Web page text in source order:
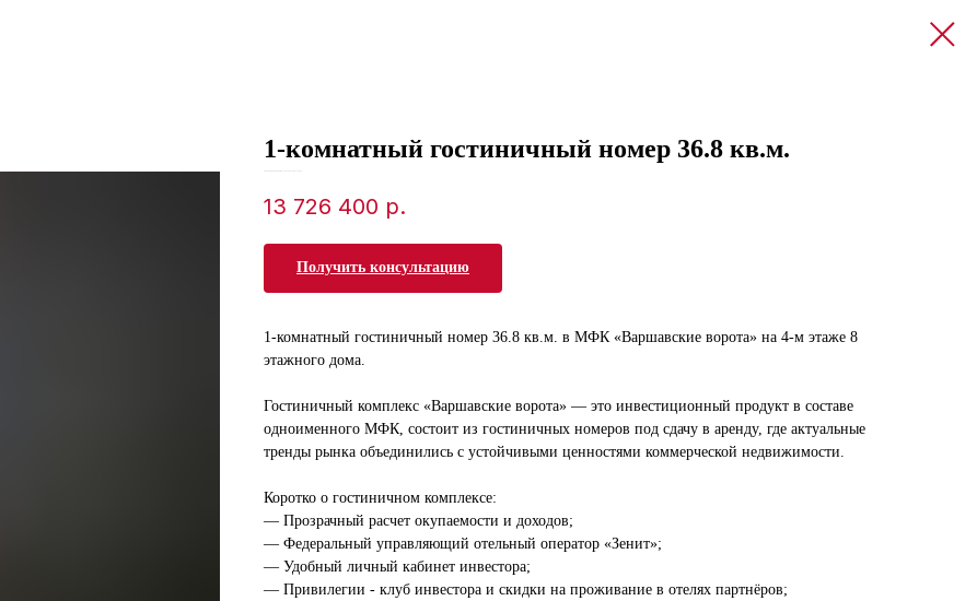
1-комнатный гостиничный номер 36.8 кв.м.
13 726 400 р.
Получить консультацию
1-комнатный гостиничный номер 36.8 кв.м. в МФК «Варшавские ворота» на 4-м этаже 8
этажного дома.
Гостиничный комплекс «Варшавские ворота» — это инвестиционный продукт в составе
одноименного МФК, состоит из гостиничных номеров под сдачу в аренду, где актуальные
тренды рынка объединились с устойчивыми ценностями коммерческой недвижимости.
Коротко о гостиничном комплексе:
— Прозрачный расчет окупаемости и доходов;
— Федеральный управляющий отельный оператор «Зенит»;
— Удобный личный кабинет инвестора;
— Привилегии - клуб инвестора и скидки на проживание в отелях партнёров;